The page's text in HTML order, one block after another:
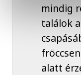
mindig
találok
alatt